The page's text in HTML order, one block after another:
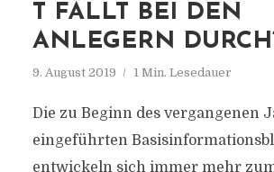
T FÄLLT BEI DEN
ANLEGERN
9. August 2019 1 Min. Lesedauer
Die zu Beginn des vergangenen
eingeführten
entwickeln sich immer mehr